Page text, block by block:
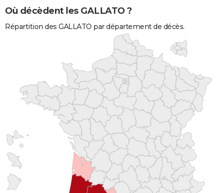
Où décèdent les GALLATO ?
Répartition des GALLATO par département de décès.